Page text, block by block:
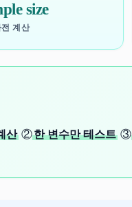
size
전 계산
산 ②한 변수만 테스트 ③